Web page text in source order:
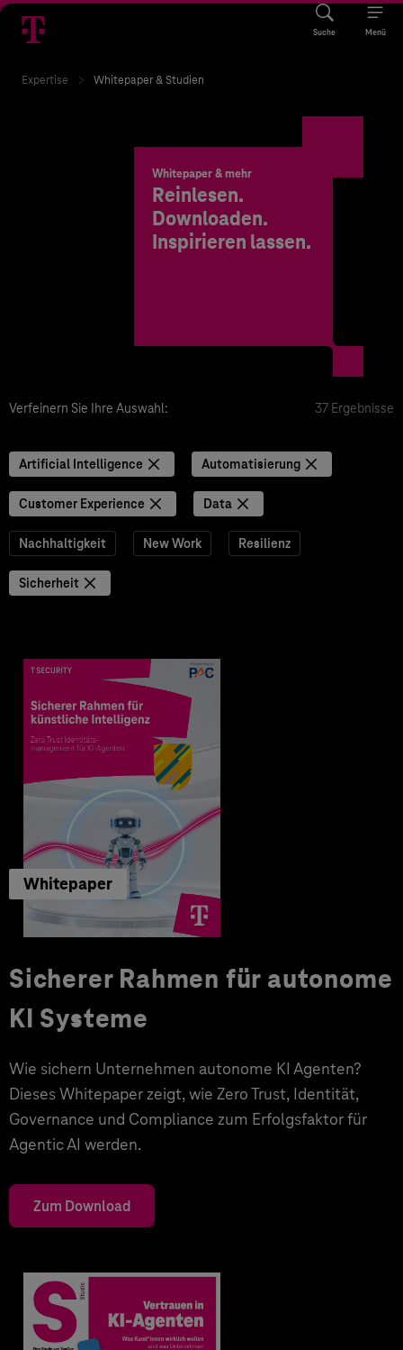
Suche Menü
Expertise Whitepaper & Studien
Whitepaper & mehr
Reinlesen.
Downloaden.
Inspirieren lassen.
Verfeinern Sie Ihre Auswahl: 37 Ergebnisse
Artificial Intelligence Automatisierung
Customer Experience Data
Nachhaltigkeit New Work Resilienz
Sicherheit
Whitepaper
Sicherer Rahmen für autonome
KI Systeme
Wie sichern Unternehmen autonome KI Agenten?
Dieses Whitepaper zeigt, wie Zero Trust, Identität,
Governance und Compliance zum Erfolgsfaktor für
Agentic AI werden.
Zum Download